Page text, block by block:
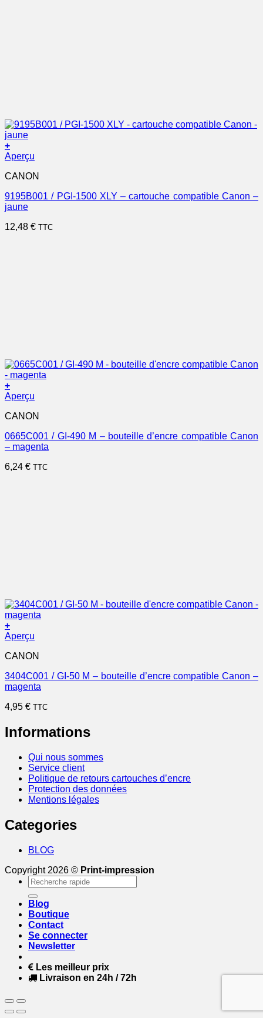
+
Aperçu
CANON
9195B001 / PGI-1500 XLY – cartouche compatible Canon –
jaune
12,48 € TTC
+
Aperçu
CANON
0665C001 / GI-490 M – bouteille d’encre compatible Canon
– magenta
6,24 € TTC
+
Aperçu
CANON
3404C001 / GI-50 M – bouteille d’encre compatible Canon –
magenta
4,95 € TTC
Informations
Qui nous sommes
Service client
Politique de retours cartouches d’encre
Protection des données
Mentions légales
Categories
BLOG
Copyright 2026 © Print-impression
Recherche
pour :
Blog
Boutique
Contact
Se connecter
Newsletter
Les meilleur prix
Livraison en 24h / 72h